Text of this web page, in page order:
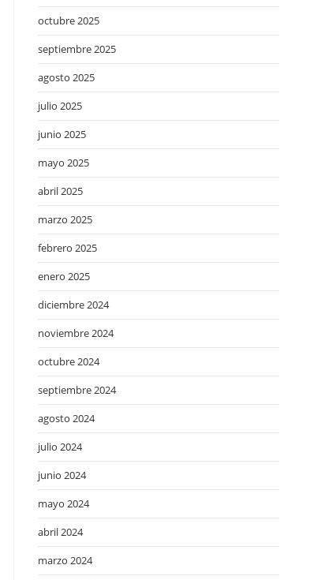
octubre 2025
septiembre 2025
agosto 2025
julio 2025
junio 2025
mayo 2025
abril 2025
marzo 2025
febrero 2025
enero 2025
diciembre 2024
noviembre 2024
octubre 2024
septiembre 2024
agosto 2024
julio 2024
junio 2024
mayo 2024
abril 2024
marzo 2024